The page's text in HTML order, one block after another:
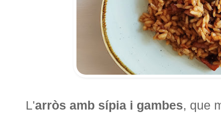
L'arròs amb sípia i gambes, que